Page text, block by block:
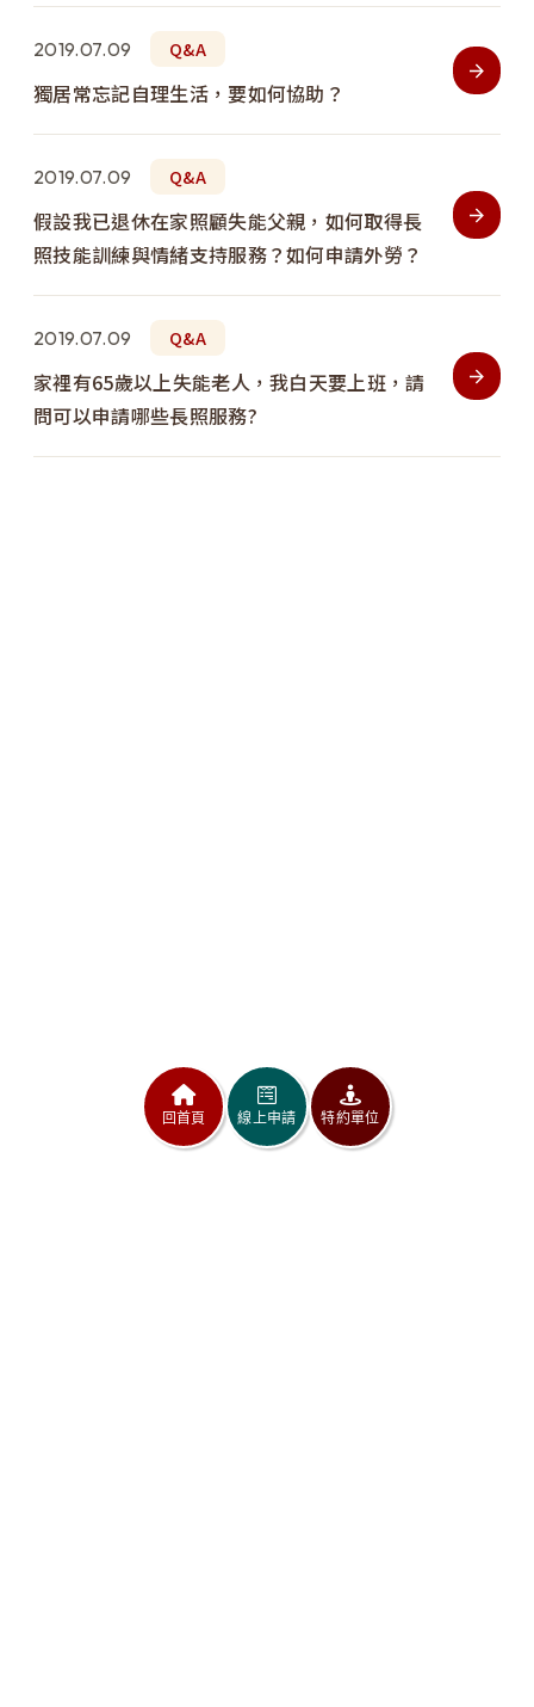
2019.07.09 Q&A
獨居常忘記自理生活，要如何協助？
2019.07.09 Q&A
假設我已退休在家照顧失能父親，如何取得長
照技能訓練與情緒支持服務？如何申請外勞？
2019.07.09 Q&A
家裡有65歲以上失能老人，我白天要上班，請
問可以申請哪些長照服務?
回首頁 線上申請 特約單位